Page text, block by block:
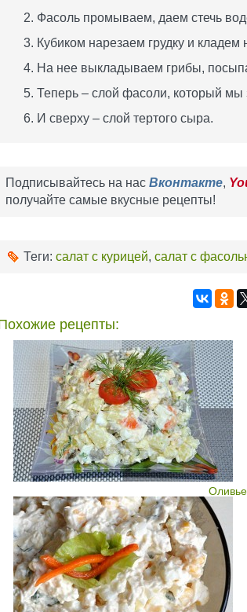
Фасоль промываем, даем стечь
Кубиком нарезаем грудку и кладем
На нее выкладываем грибы,
Теперь – слой фасоли, который
И сверху – слой тертого сыра.
Подписывайтесь на нас Вконтакте,
получайте самые вкусные рецепты!
Теги: салат с курицей, салат с
рецепты: